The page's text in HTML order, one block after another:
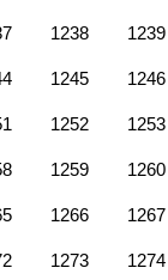
1238 1239
1245 1246
1252 1253
1259 1260
1266 1267
1273 1274